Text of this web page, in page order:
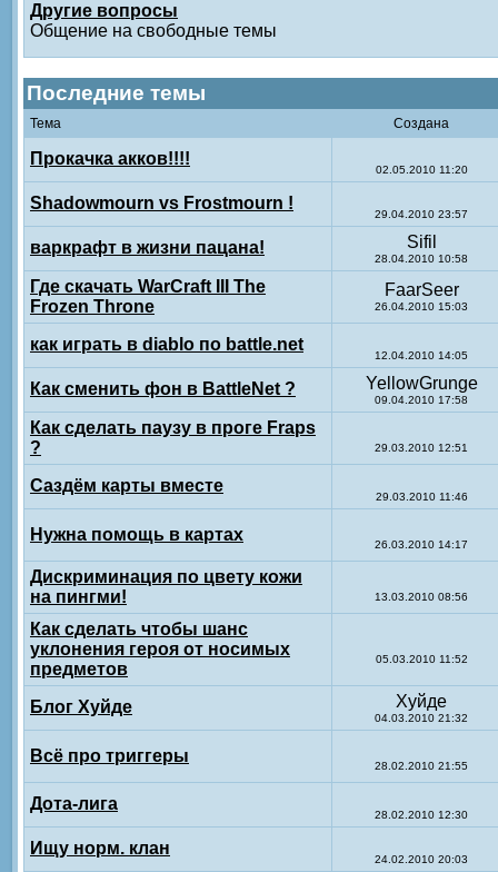
Другие вопросы
Общение на свободные темы
Последние темы
Тема Создана
Прокачка акков!!!!
02.05.2010 11:20
Shadowmourn vs Frostmourn !
29.04.2010 23:57
варкрафт в жизни пацана! Sifil
28.04.2010 10:58
Где скачать WarCraft III The
Frozen Throne
FaarSeer
26.04.2010 15:03
как играть в diablo по battle.net
12.04.2010 14:05
Как сменить фон в BattleNet ? YellowGrunge
09.04.2010 17:58
Как сделать паузу в проге Fraps
?
29.03.2010 12:51
Саздём карты вместе
29.03.2010 11:46
Нужна помощь в картах
26.03.2010 14:17
Дискриминация по цвету кожи
на пингми!
13.03.2010 08:56
Как сделать чтобы шанс
уклонения героя от носимых
предметов
05.03.2010 11:52
Блог Хуйде Хуйде
04.03.2010 21:32
Всё про триггеры
28.02.2010 21:55
Дота-лига
28.02.2010 12:30
Ищу норм. клан
24.02.2010 20:03